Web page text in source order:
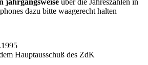
dazu bitte waagerecht halten
Hauptausschuß des ZdK